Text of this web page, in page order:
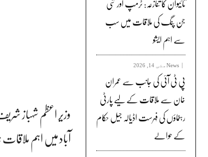
وزیر اعظم شہباز
آباد میں اہم
جن پنگ کی ملاقات میں سب
سے اہم ایشو
News مئی 14, 2026
پی ٹی آئی کی جانب سے عمران
خان سے ملاقات کے لیے پارٹی
رہنماؤں کی فہرست اڈیالہ جیل حکام
کے حوالے